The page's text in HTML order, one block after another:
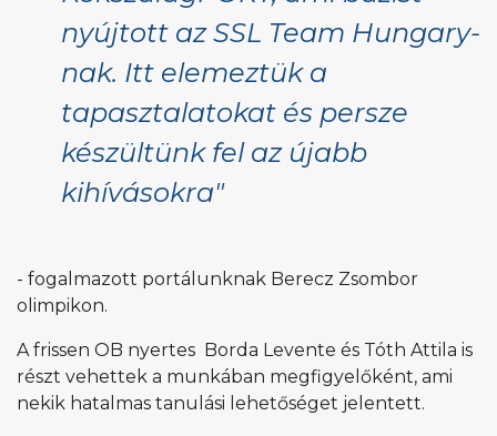
nyújtott az SSL Team Hungary-
nak. Itt elemeztük a
tapasztalatokat és persze
készültünk fel az újabb
kihívásokra"
- fogalmazott portálunknak Berecz Zsombor
olimpikon.
A frissen OB nyertes Borda Levente és Tóth Attila is
részt vehettek a munkában megfigyelőként, ami
nekik hatalmas tanulási lehetőséget jelentett.